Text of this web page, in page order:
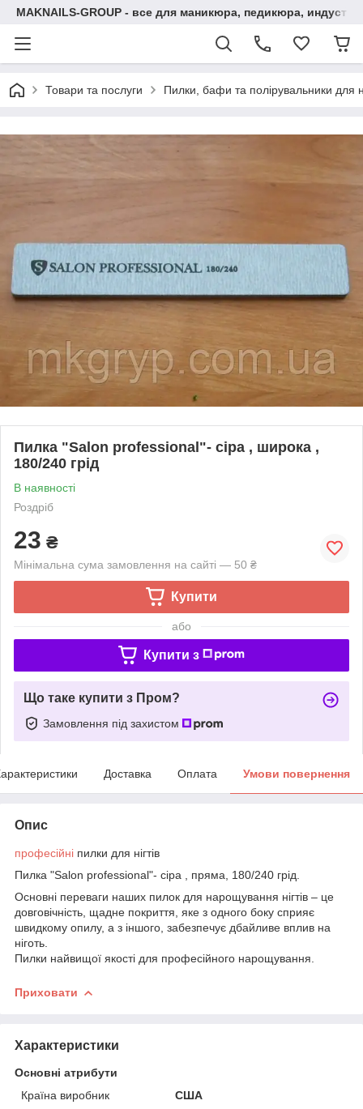
MAKNAILS-GROUP - все для маникюра, педикюра,
Товари та послуги Пилки, бафи та полірувальники для
Пилка "Salon professional"- сіра , широка ,
180/240 грід
В наявності
Роздріб
23 ₴
Мінімальна сума замовлення на сайті — 50 ₴
Купити
або
Купити з
Що таке купити з Пром?
Замовлення під захистом
Доставка Оплата Умови повернення
Опис
професійні пилки для нігтів
Пилка "Salon professional"- сіра , пряма, 180/240 грід.
Основні переваги наших пилок для нарощування нігтів – це
довговічність, щадне покриття, яке з одного боку сприяє
швидкому опилу, а з іншого, забезпечує дбайливе вплив на
ніготь.
Пилки найвищої якості для професійного нарощування.
Приховати
Характеристики
Основні атрибути
Країна виробник
США